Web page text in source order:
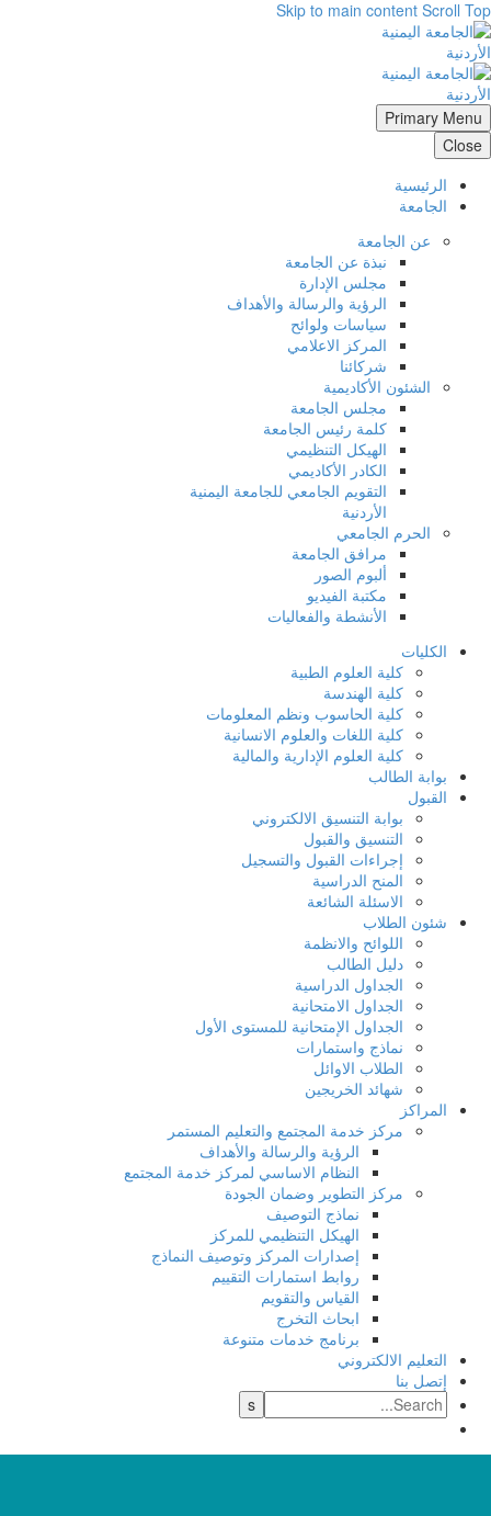
Skip to main content Scroll Top
Primary Menu
Close
الرئيسية
الجامعة
عن الجامعة
نبذة عن الجامعة
مجلس الإدارة
الرؤية والرسالة والأهداف
سياسات ولوائح
المركز الاعلامي
شركائنا
الشئون الأكاديمية
مجلس الجامعة
كلمة رئيس الجامعة
الهيكل التنظيمي
الكادر الأكاديمي
التقويم الجامعي للجامعة اليمنية
الأردنية
الحرم الجامعي
مرافق الجامعة
ألبوم الصور
مكتبة الفيديو
الأنشطة والفعاليات
الكليات
كلية العلوم الطبية
كلية الهندسة
كلية الحاسوب ونظم المعلومات
كلية اللغات والعلوم الانسانية
كلية العلوم الإدارية والمالية
بوابة الطالب
القبول
بوابة التنسيق الالكتروني
التنسيق والقبول
إجراءات القبول والتسجيل
المنح الدراسية
الاسئلة الشائعة
شئون الطلاب
اللوائح والانظمة
دليل الطالب
الجداول الدراسية
الجداول الامتحانية
الجداول الإمتحانية للمستوى الأول
نماذج واستمارات
الطلاب الاوائل
شهائد الخريجين
المراكز
مركز خدمة المجتمع والتعليم المستمر
الرؤية والرسالة والأهداف
النظام الاساسي لمركز خدمة المجتمع
مركز التطوير وضمان الجودة
نماذج التوصيف
الهيكل التنظيمي للمركز
إصدارات المركز وتوصيف النماذج
روابط استمارات التقييم
القياس والتقويم
ابحاث التخرج
برنامج خدمات متنوعة
التعليم الالكتروني
إتصل بنا